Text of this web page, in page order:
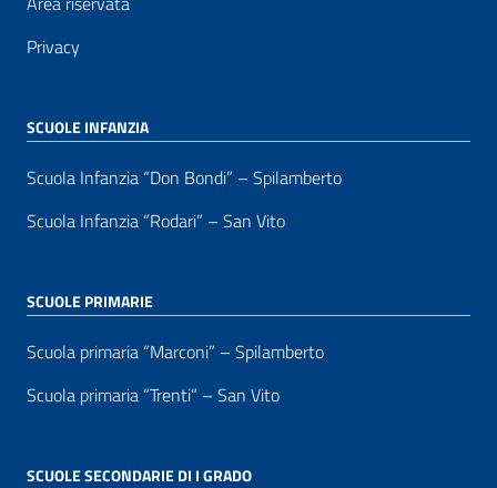
Privacy
SCUOLE INFANZIA
Scuola Infanzia “Don Bondi” – Spilamberto
Scuola Infanzia “Rodari” – San Vito
SCUOLE PRIMARIE
Scuola primaria “Marconi” – Spilamberto
Scuola primaria “Trenti” – San Vito
SCUOLE SECONDARIE DI I GRADO